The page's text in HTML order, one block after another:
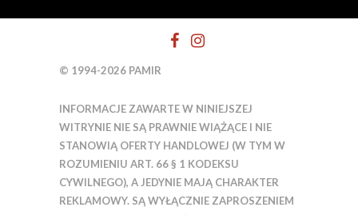
© 1994-2026 PAMIR
INFORMACJE ZAWARTE W NINIEJSZEJ
WITRYNIE NIE SĄ PRAWNIE WIĄŻĄCE I NIE
STANOWIĄ OFERTY HANDLOWEJ (W TYM W
ROZUMIENIU ART. 66 § 1 KODEKSU
CYWILNEGO), A JEDYNIE MAJĄ CHARAKTER
REKLAMOWY. SĄ WYŁĄCZNIE ZAPROSZENIEM